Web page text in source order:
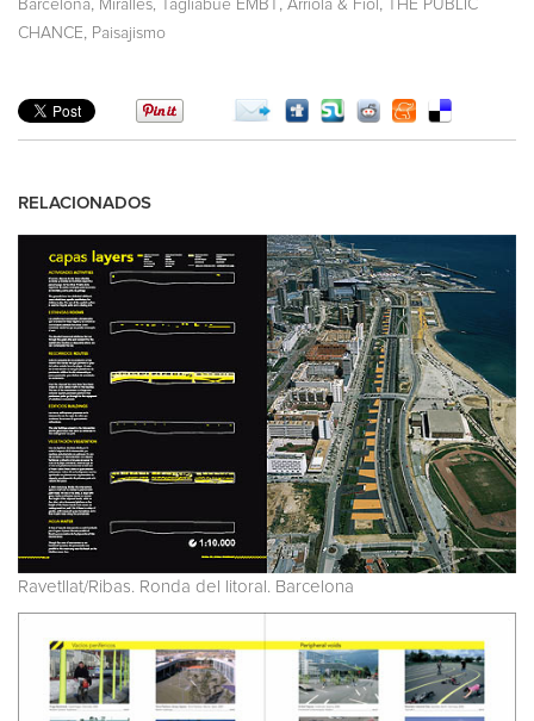
Barcelona Miralles, Tagliabue EMBT Arriola & Fiol
THE PUBLIC
CHANCE
Paisajismo
RELACIONADOS
Ravetllat/Ribas. Ronda del litoral. Barcelona